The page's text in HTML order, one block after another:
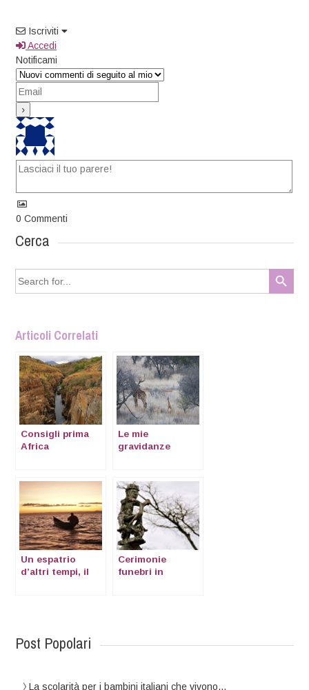
Iscriviti
Accedi
Notificami
0 Commenti
Cerca
Search
for:
Search Button
Articoli Correlati
Consigli prima
Africa
Le mie
gravidanze
Un espatrio
d’altri tempi, il
Cerimonie
funebri in
Post Popolari
La scolarità per i bambini italiani che vivono…